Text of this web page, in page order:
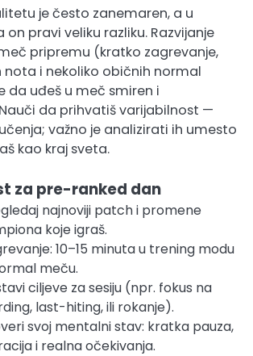
je često zanemaren, a u
pravi veliku razliku. Razvijanje
pripremu (kratko zagrevanje,
i nekoliko običnih normal
da uđeš u meč smiren i
da prihvatiš varijabilnost —
važno je analizirati ih umesto
kao kraj sveta.
za pre-ranked dan
najnoviji patch i promene
koje igraš.
10–15 minuta u trening modu
meču.
ciljeve za sesiju (npr. fokus na
last-hiting, ili rokanje).
svoj mentalni stav: kratka pauza,
i realna očekivanja.